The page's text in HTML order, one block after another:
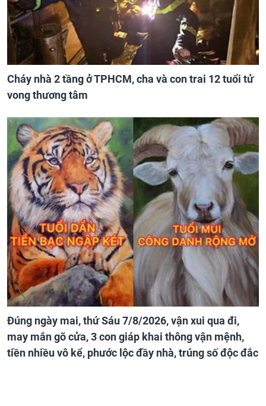
Cháy nhà 2 tầng ở TPHCM, cha và con trai 12 tuổi tử
vong thương tâm
Đúng ngày mai, thứ Sáu 7/8/2026, vận xui qua đi,
may mắn gõ cửa, 3 con giáp khai thông vận mệnh,
tiền nhiều vô kể, phước lộc đầy nhà, trúng số độc đắc